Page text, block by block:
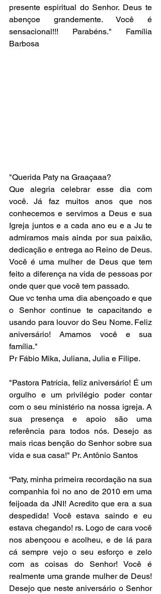
presente espiritual do Senhor. Deus te
abençoe grandemente. Você é
sensacional!!! Parabéns." Família
Barbosa
"Querida Paty na Graaçaaa?
Que alegria celebrar esse dia com
você. Já faz muitos anos que nos
conhecemos e servimos a Deus e sua
Igreja juntos e a cada ano eu e a Ju te
admiramos mais ainda por sua paixão,
dedicação e entrega ao Reino de Deus.
Você é uma mulher de Deus que tem
feito a diferença na vida de pessoas por
onde quer que você tem passado.
Que vc tenha uma dia abençoado e que
o Senhor continue te capacitando e
usando para louvor do Seu Nome. Feliz
aniversário! Amamos você e sua
família."
Pr Fábio Mika, Juliana, Julia e Filipe.
"Pastora Patrícia, feliz aniversário! É um
orgulho e um privilégio poder contar
com o seu ministério na nossa igreja. A
sua presença e apoio são uma
referência para todos nós. Desejo as
mais ricas benção do Senhor sobre sua
vida e sua casa!" Pr. Antônio Santos
“Paty, minha primeira recordação na sua
companhia foi no ano de 2010 em uma
feijoada da JNI! Acredito que era a sua
despedida! Você estava saindo e eu
estava chegando! rs. Logo de cara você
nos abençoou e acolheu, e de lá para
cá sempre vejo o seu esforço e zelo
com as coisas do Senhor! Você é
realmente uma grande mulher de Deus!
Desejo que neste aniversário o Senhor